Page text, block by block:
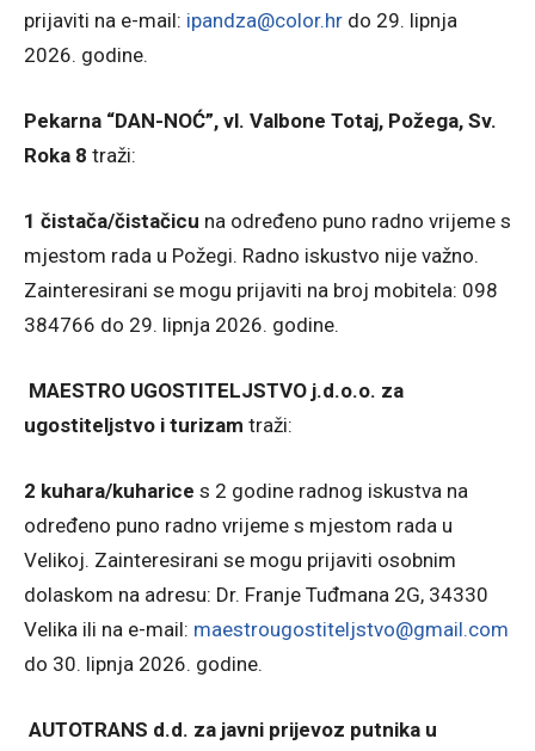
prijaviti na e-mail: ipandza@color.hr do 29. lipnja
2026. godine.
Pekarna “DAN-NOĆ”, vl. Valbone Totaj, Požega, Sv.
Roka 8 traži:
1 čistača/čistačicu na određeno puno radno vrijeme s
mjestom rada u Požegi. Radno iskustvo nije važno.
Zainteresirani se mogu prijaviti na broj mobitela: 098
384766 do 29. lipnja 2026. godine.
MAESTRO UGOSTITELJSTVO j.d.o.o. za
ugostiteljstvo i turizam traži:
2 kuhara/kuharice s 2 godine radnog iskustva na
određeno puno radno vrijeme s mjestom rada u
Velikoj. Zainteresirani se mogu prijaviti osobnim
dolaskom na adresu: Dr. Franje Tuđmana 2G, 34330
Velika ili na e-mail: maestrougostiteljstvo@gmail.com
do 30. lipnja 2026. godine.
AUTOTRANS d.d. za javni prijevoz putnika u